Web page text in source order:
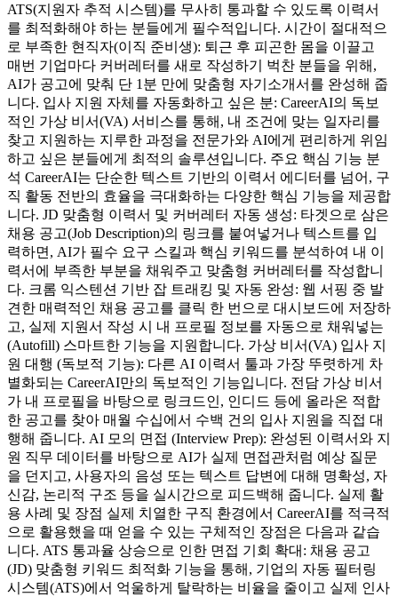
ATS(지원자 추적 시스템)를 무사히 통과할 수 있도록 이력서
를 최적화해야 하는 분들에게 필수적입니다. 시간이 절대적으
로 부족한 현직자(이직 준비생): 퇴근 후 피곤한 몸을 이끌고
매번 기업마다 커버레터를 새로 작성하기 벅찬 분들을 위해,
AI가 공고에 맞춰 단 1분 만에 맞춤형 자기소개서를 완성해 줍
니다. 입사 지원 자체를 자동화하고 싶은 분: CareerAI의 독보
적인 가상 비서(VA) 서비스를 통해, 내 조건에 맞는 일자리를
찾고 지원하는 지루한 과정을 전문가와 AI에게 편리하게 위임
하고 싶은 분들에게 최적의 솔루션입니다. 주요 핵심 기능 분
석 CareerAI는 단순한 텍스트 기반의 이력서 에디터를 넘어, 구
직 활동 전반의 효율을 극대화하는 다양한 핵심 기능을 제공합
니다. JD 맞춤형 이력서 및 커버레터 자동 생성: 타겟으로 삼은
채용 공고(Job Description)의 링크를 붙여넣거나 텍스트를 입
력하면, AI가 필수 요구 스킬과 핵심 키워드를 분석하여 내 이
력서에 부족한 부분을 채워주고 맞춤형 커버레터를 작성합니
다. 크롬 익스텐션 기반 잡 트래킹 및 자동 완성: 웹 서핑 중 발
견한 매력적인 채용 공고를 클릭 한 번으로 대시보드에 저장하
고, 실제 지원서 작성 시 내 프로필 정보를 자동으로 채워넣는
(Autofill) 스마트한 기능을 지원합니다. 가상 비서(VA) 입사 지
원 대행 (독보적 기능): 다른 AI 이력서 툴과 가장 뚜렷하게 차
별화되는 CareerAI만의 독보적인 기능입니다. 전담 가상 비서
가 내 프로필을 바탕으로 링크드인, 인디드 등에 올라온 적합
한 공고를 찾아 매월 수십에서 수백 건의 입사 지원을 직접 대
행해 줍니다. AI 모의 면접 (Interview Prep): 완성된 이력서와 지
원 직무 데이터를 바탕으로 AI가 실제 면접관처럼 예상 질문
을 던지고, 사용자의 음성 또는 텍스트 답변에 대해 명확성, 자
신감, 논리적 구조 등을 실시간으로 피드백해 줍니다. 실제 활
용 사례 및 장점 실제 치열한 구직 환경에서 CareerAI를 적극적
으로 활용했을 때 얻을 수 있는 구체적인 장점은 다음과 같습
니다. ATS 통과율 상승으로 인한 면접 기회 확대: 채용 공고
(JD) 맞춤형 키워드 최적화 기능을 통해, 기업의 자동 필터링
시스템(ATS)에서 억울하게 탈락하는 비율을 줄이고 실제 인사